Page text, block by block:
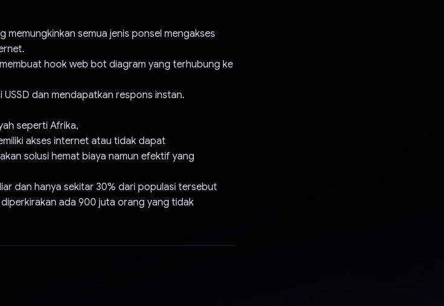
memungkinkan semua jenis ponsel mengakses
hook web bot diagram yang terhubung ke
dan mendapatkan respons instan.
seperti Afrika,
akses internet atau tidak dapat
solusi hemat biaya namun efektif yang
dan hanya sekitar 30% dari populasi tersebut
ada 900 juta orang yang tidak